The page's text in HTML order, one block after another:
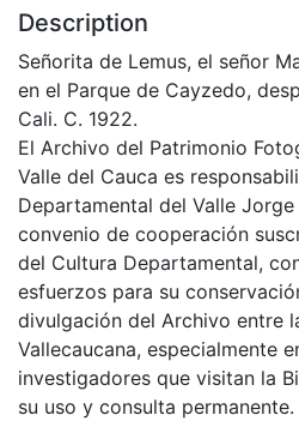
Description
Señorita de Lemus, el señor
en el Parque de Cayzedo,
Cali. C. 1922.
El Archivo del Patrimonio
Valle del Cauca es
Departamental del Valle
convenio de cooperación
del Cultura Departamental,
esfuerzos para su
divulgación del Archivo entre
Vallecaucana, especialmente
investigadores que visitan la
su uso y consulta